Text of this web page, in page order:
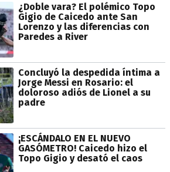
¿Doble vara? El polémico Topo
Gigio de Caicedo ante San
Lorenzo y las diferencias con
Paredes a River
Concluyó la despedida íntima a
Jorge Messi en Rosario: el
doloroso adiós de Lionel a su
padre
¡ESCÁNDALO EN EL NUEVO
GASÓMETRO! Caicedo hizo el
Topo Gigio y desató el caos